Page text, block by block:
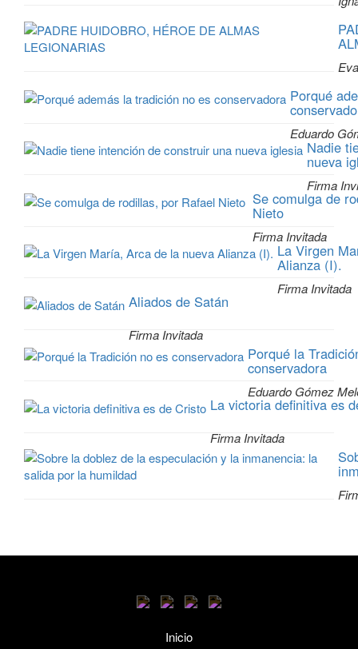
Porqué
Eduardo
Nadie
nueva
Firma
Se comulga de
Nieto
Firma Invitada
La Virgen
Alianza (I).
Firma Invitada
Aliados de Satán
Firma Invitada
Porqué la
conservadora
Eduardo Gómez
La victoria definitiva es
Firma Invitada
Inicio